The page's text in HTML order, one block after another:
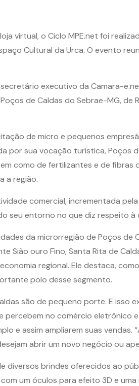
virtual, o Ciclo MPE.net foi
Cultural da Urca. O evento
executivo da Camara-
de Caldas do Sebrae-MG, de
de micro e pequenos
por sua vocação turística,
como de fertilizantes e de
a região.
comercial, incrementada
seu entorno no que diz respeito
da microrregião de Poços de
Sião ouro Fino, Santa Rita de
regional. Ele destaca,
polo desse segmento.
são de pequeno porte. E
percebem no comércio
e assim ampliarem suas
abrir um novo negócio ou
diversos brindes oferecidos ao
um óculos para efeito 3D e